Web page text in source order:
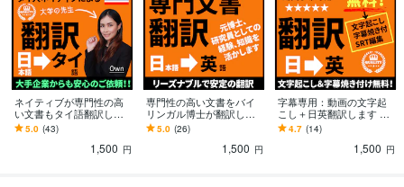
語学力
英語 ネイティブレベル
タイ語 ネイティブレベル
ネイティブが専門性の高
い文書もタイ語翻訳しま
す 日本人ｘタイ人の翻訳
ペアの正確で自然な翻訳
5.0 (43)
1,500 円
専門性の高い文書をバイ
リンガル博士が翻訳しま
す 専門書、論文やレポー
トも安定の日英翻訳 (AI
5.0 (26)
1,500 円
字幕専用：動画の文字起
こし＋日英翻訳します 焼
き付け字幕も、YouTubeに
便利なSRT編集も可能！
4.7 (14)
1,500 円